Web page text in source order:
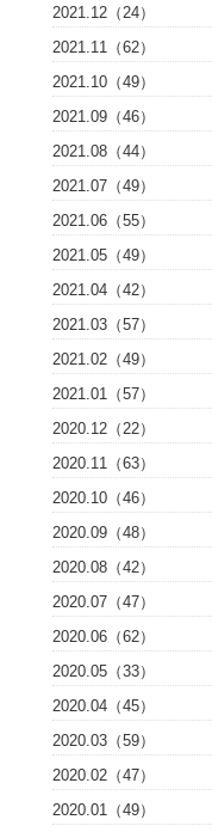
2021.12（24）
2021.11（62）
2021.10（49）
2021.09（46）
2021.08（44）
2021.07（49）
2021.06（55）
2021.05（49）
2021.04（42）
2021.03（57）
2021.02（49）
2021.01（57）
2020.12（22）
2020.11（63）
2020.10（46）
2020.09（48）
2020.08（42）
2020.07（47）
2020.06（62）
2020.05（33）
2020.04（45）
2020.03（59）
2020.02（47）
2020.01（49）